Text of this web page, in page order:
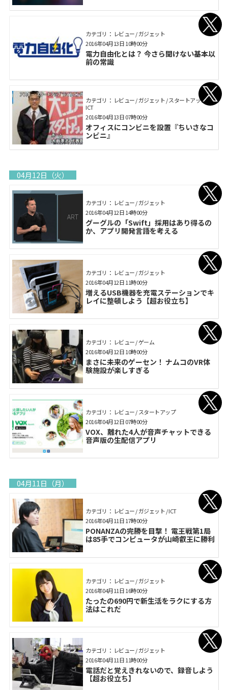
カテゴリ： レビュー / ガジェット
電力自由化とは？ 今さら聞けない基本以
前の常識
2016年04月13日 10時00分
カテゴリ： レビュー / ガジェット / スタートアップ /
ICT
オフィスにコンビニを設置『ちいさなコ
ンビニ』
2016年04月13日 07時00分
04月12日（火）
カテゴリ： レビュー / ガジェット
グーグルの「Swift」採用はあり得るの
か、アプリ開発言語を考える
2016年04月12日 14時00分
カテゴリ： レビュー / ガジェット
増えるUSB機器を充電ステーションでキ
レイに整頓しよう【超お役立ち】
2016年04月12日 11時00分
カテゴリ： レビュー / ゲーム
まさに未来のゲーセン！ ナムコのVR体
験施設が楽しすぎる
2016年04月12日 10時00分
カテゴリ： レビュー / スタートアップ
VOX、離れた4人が音声チャットできる
音声版の生配信アプリ
2016年04月12日 07時00分
04月11日（月）
カテゴリ： レビュー / ガジェット / ICT
PONANZAの完勝を目撃！ 電王戦第1局
は85手でコンピュータが山崎叡王に勝利
2016年04月11日 17時00分
カテゴリ： レビュー / ガジェット
たったの690円で新生活をラクにする方
法はこれだ
2016年04月11日 16時00分
カテゴリ： レビュー / ガジェット
電話だと覚えきれないので、録音しよう
【超お役立ち】
2016年04月11日 11時00分